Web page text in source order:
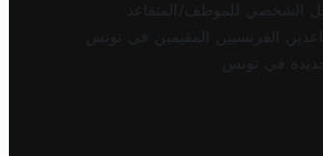
الشخصي للموظف/المتقاعد
الفرنسيين المقيمين في تونس
في تونس